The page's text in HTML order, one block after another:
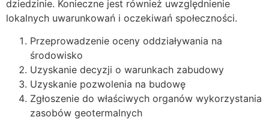
dziedzinie. Konieczne jest również uwzględnienie
lokalnych uwarunkowań i oczekiwań społeczności.
Przeprowadzenie oceny oddziaływania na
środowisko
Uzyskanie decyzji o warunkach zabudowy
Uzyskanie pozwolenia na budowę
Zgłoszenie do właściwych organów wykorzystania
zasobów geotermalnych